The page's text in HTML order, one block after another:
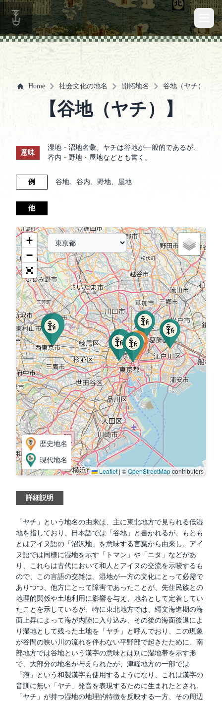
Home 社会文化の地名 開拓地名 谷地（ヤチ）
【谷地（ヤチ）】
意味
湿地・沼地名彙。ヤチは谷地が一般的であるが、
谷内・野地・屋地などとも書く。
例 谷地、谷内、野地、屋地
他
歴史地名
現代地名
+
−
Leaflet | ©OpenStreetMapcontributors
詳細説明
「ヤチ」という地名の由来は、主に東北地方で見られる低湿
地を指しており、日本語では「谷地」と書かれるが、もとも
とはアイヌ語の「沼沢地」を意味する言葉から由来し、アイ
ヌ語では同様に湿地を示す「トマン」や「ニタ」などがあ
り、これらは古代において和人とアイヌの交流を示唆するも
ので、この言語の交雑は、湿地が一方の文化にとって必需で
ありつつ、他方にとって障害であったことが、先住民族との
地理的関係や土地利用に影響を与え、地名として定着してい
たことを示しているが、特に東北地方では、縄文海進期の海
面上昇によって海が内陸に入り込み、その後の海面後退によ
り湿地として残った土地を「ヤチ」と呼んでおり、この現象
が谷間の狭い川の流れを伴わない平野部で起きたために、南
部地方では谷地という漢字の意味とは別に湿地帯を示す形
で、大部分の地名が与えられたが、津軽地方の一部では
「萢」という和製漢字も使用するようになり、これは漢字の
音訓に無い「ヤチ」発音を表現するために生まれたとされ、
「ヤチ」が持つ湿地の地理的特徴を反映する一方、その周辺